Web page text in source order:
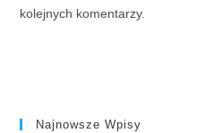
kolejnych komentarzy.
Najnowsze Wpisy